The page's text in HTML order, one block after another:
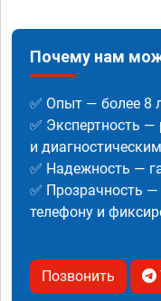
Почему нам
✅ Опыт — более 8
✅ Экспертность
и
✅ Надежность —
✅ Прозрачность
телефону и
Позвонить